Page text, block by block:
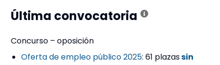
Última convocatoria
Concurso – oposición
Oferta de empleo público2025: 61 plazassin